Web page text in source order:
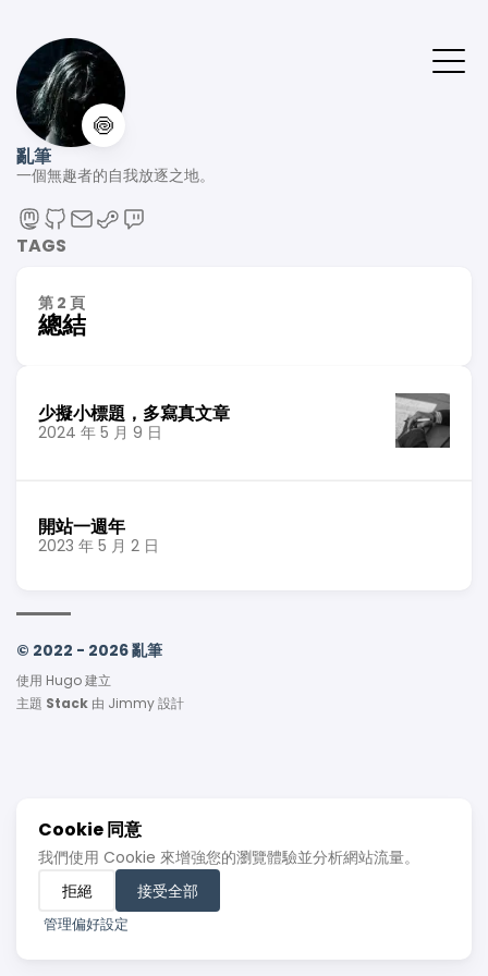
🍥
亂筆
一個無趣者的自我放逐之地。
TAGS
第 2 頁
總結
少擬小標題，多寫真文章
2024 年 5 月 9 日
開站一週年
2023 年 5 月 2 日
© 2022 - 2026 亂筆
使用 Hugo建立
主題 Stack 由 Jimmy設計
Cookie 同意
我們使用 Cookie 來增強您的瀏覽體驗並分析網站流量。
拒絕
接受全部
管理偏好設定